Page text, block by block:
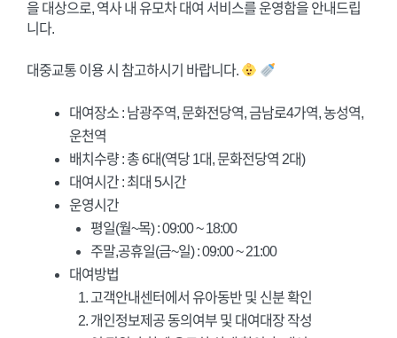
을 대상으로, 역사 내 유모차 대여 서비스를 운영함을 안내드립
니다.
대중교통 이용 시 참고하시기 바랍니다.
대여장소 : 남광주역, 문화전당역, 금남로4가역, 농성역,
운천역
배치수량 : 총 6대(역당 1대, 문화전당역 2대)
대여시간 : 최대 5시간
운영시간
평일(월~목) : 09:00 ~ 18:00
주말,공휴일(금~일) : 09:00 ~ 21:00
대여방법
고객안내센터에서 유아동반 및 신분 확인
개인정보제공 동의여부 및 대여대장 작성